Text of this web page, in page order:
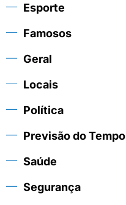
Esporte
Famosos
Geral
Locais
Política
Previsão do Tempo
Saúde
Segurança